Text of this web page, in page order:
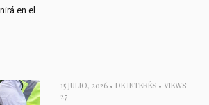
en el...
15 JULIO, 2026 • DE INTERÉS• VIEWS:
27